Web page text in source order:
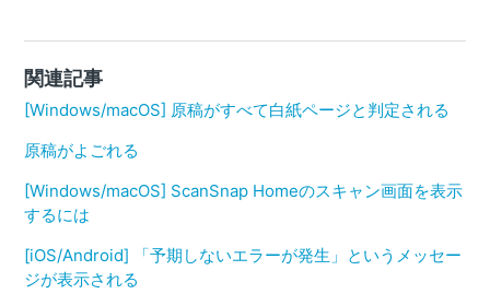
関連記事
[Windows/macOS] 原稿がすべて白紙ページと判定される
原稿がよごれる
[Windows/macOS] ScanSnap Homeのスキャン画面を表示
するには
[iOS/Android] 「予期しないエラーが発生」というメッセー
ジが表示される